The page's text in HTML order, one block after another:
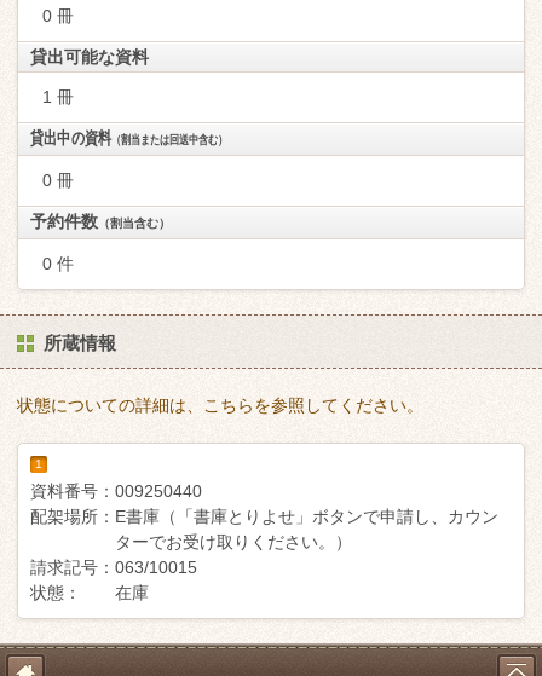
0 冊
貸出可能な資料
1 冊
貸出中の資料（割当または回送中含む）
0 冊
予約件数 （割当含む）
0 件
所蔵情報
状態についての詳細は、こちらを参照してください。
1
資料番号： 009250440
配架場所： E書庫（「書庫とりよせ」ボタンで申請し、カウン
ターでお受け取りください。）
請求記号： 063/10015
状態：
在庫